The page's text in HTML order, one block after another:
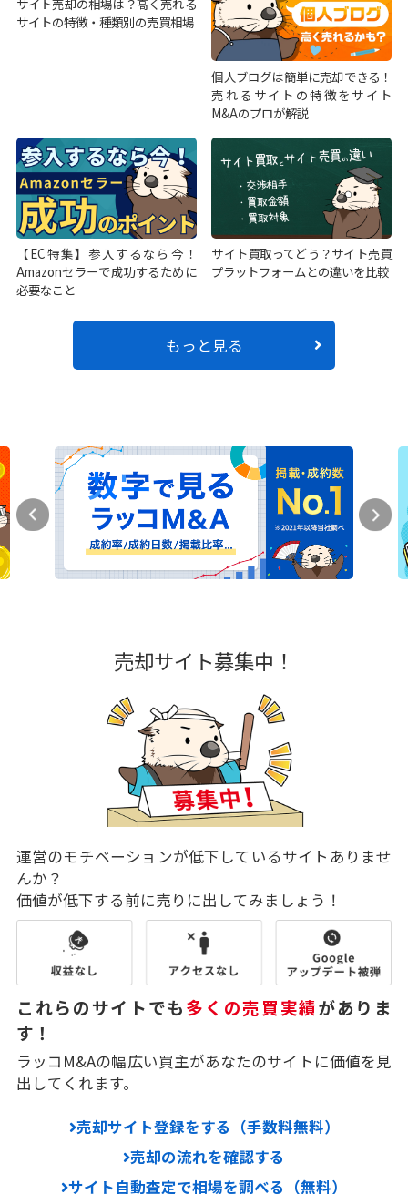
サイト売却の相場は？高く売れる
サイトの特徴・種類別の売買相場
個人ブログは簡単に売却できる！
売れるサイトの特徴をサイト
M&Aのプロが解説
【EC特集】参入するなら今！
Amazonセラーで成功するために
必要なこと
サイト買取ってどう？サイト売買
プラットフォームとの違いを比較
もっと見る
売却サイト募集中！
運営のモチベーションが低下しているサイトありませ
んか？
価値が低下する前に売りに出してみましょう！
これらのサイトでも多くの売買実績がありま
す！
ラッコM&Aの幅広い買主があなたのサイトに価値を見
出してくれます。
売却サイト登録をする（手数料無料）
売却の流れを確認する
サイト自動査定で相場を調べる（無料）